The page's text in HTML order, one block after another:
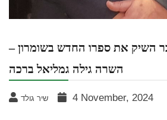
השיק את ספרו החדש בשומרון –
השרה גילה גמליאל ברכה
שיר גולד 4 November, 2024